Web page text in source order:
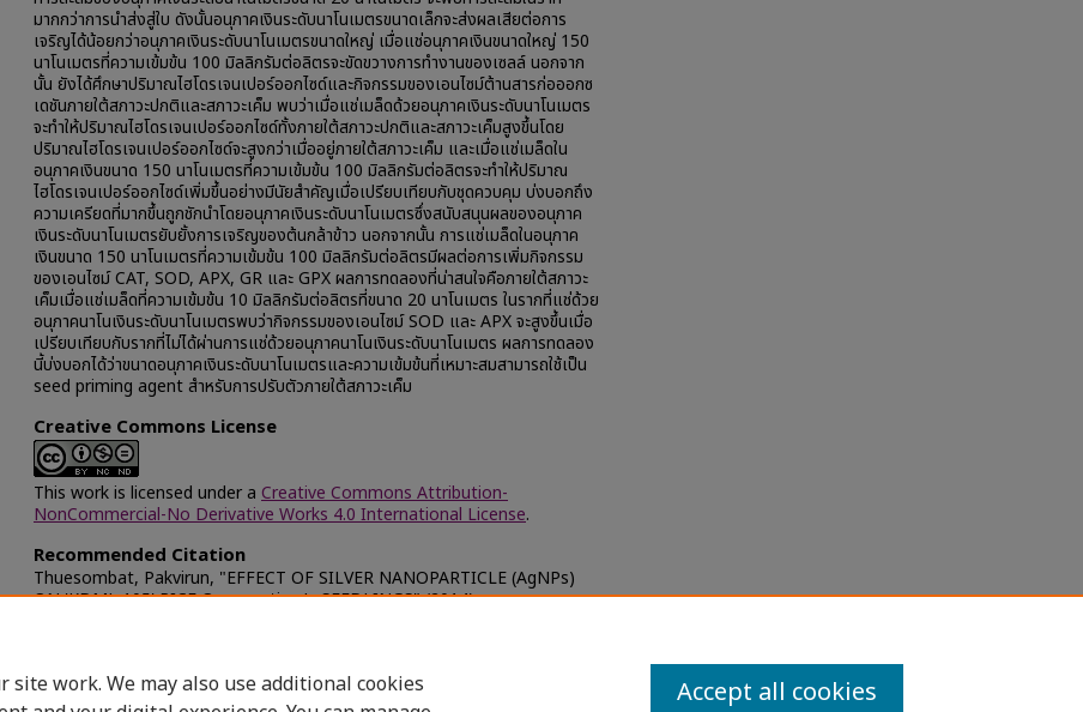
มากกว่าการนำส่งสู่ใบ ดังนั้นอนุภาคเงินระดับนาโนเมตรขนาดเล็กจะส่งผลเสียต่อการ
เจริญได้น้อยกว่าอนุภาคเงินระดับนาโนเมตรขนาดใหญ่ เมื่อแช่อนุภาคเงินขนาดใหญ่ 150
นาโนเมตรที่ความเข้มข้น 100 มิลลิกรัมต่อลิตรจะขัดขวางการทำงานของเซลล์ นอกจาก
นั้น ยังได้ศึกษาปริมาณไฮโดรเจนเปอร์ออกไซด์และกิจกรรมของเอนไซม์ต้านสารก่อออกซ
เดชันภายใต้สภาวะปกติและสภาวะเค็ม พบว่าเมื่อแช่เมล็ดด้วยอนุภาคเงินระดับนาโนเมตร
จะทำให้ปริมาณไฮโดรเจนเปอร์ออกไซด์ทั้งภายใต้สภาวะปกติและสภาวะเค็มสูงขึ้นโดย
ปริมาณไฮโดรเจนเปอร์ออกไซด์จะสูงกว่าเมื่ออยู่ภายใต้สภาวะเค็ม และเมื่อแช่เมล็ดใน
อนุภาคเงินขนาด 150 นาโนเมตรที่ความเข้มข้น 100 มิลลิกรัมต่อลิตรจะทำให้ปริมาณ
ไฮโดรเจนเปอร์ออกไซด์เพิ่มขึ้นอย่างมีนัยสำคัญเมื่อเปรียบเทียบกับชุดควบคุม บ่งบอกถึง
ความเครียดที่มากขึ้นถูกชักนำโดยอนุภาคเงินระดับนาโนเมตรซึ่งสนับสนุนผลของอนุภาค
เงินระดับนาโนเมตรยับยั้งการเจริญของต้นกล้าข้าว นอกจากนั้น การแช่เมล็ดในอนุภาค
เงินขนาด 150 นาโนเมตรที่ความเข้มข้น 100 มิลลิกรัมต่อลิตรมีผลต่อการเพิ่มกิจกรรม
ของเอนไซม์ CAT, SOD, APX, GR และ GPX ผลการทดลองที่น่าสนใจคือภายใต้สภาวะ
เค็มเมื่อแช่เมล็ดที่ความเข้มข้น 10 มิลลิกรัมต่อลิตรที่ขนาด 20 นาโนเมตร ในรากที่แช่ด้วย
อนุภาคนาโนเงินระดับนาโนเมตรพบว่ากิจกรรมของเอนไซม์ SOD และ APX จะสูงขึ้นเมื่อ
เปรียบเทียบกับรากที่ไม่ได้ผ่านการแช่ด้วยอนุภาคนาโนเงินระดับนาโนเมตร ผลการทดลอง
นี้บ่งบอกได้ว่าขนาดอนุภาคเงินระดับนาโนเมตรและความเข้มข้นที่เหมาะสมสามารถใช้เป็น
seed priming agent สำหรับการปรับตัวภายใต้สภาวะเค็ม
Creative Commons License
This work is licensed under a Creative Commons Attribution-
NonCommercial-No Derivative Works 4.0 International License.
Recommended Citation
Thuesombat, Pakvirun, "EFFECT OF SILVER NANOPARTICLE (AgNPs)
ON 'KDML 105' RICE Oryza sativa L. SEEDLINGS" (2014).
site work. We may also use additional cookies
Accept all cookies